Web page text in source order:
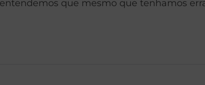
que mesmo que tenhamos